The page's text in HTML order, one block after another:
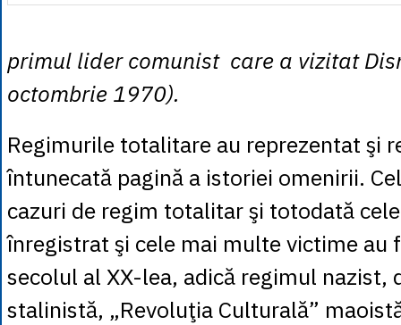
1 MXN= 0.2227
1 PLN= 1.1646
= 0.1048
1 XDR = 5.9383
= 0.2318
primul lider comunist care a vizitat
octombrie 1970).
Regimurile totalitare au reprezentat şi
întunecată pagină a istoriei omenirii.
cazuri de regim totalitar şi totodată
înregistrat şi cele mai multe victime au
secolul al XX-lea, adică regimul nazist,
stalinistă, „Revoluţia Culturală”